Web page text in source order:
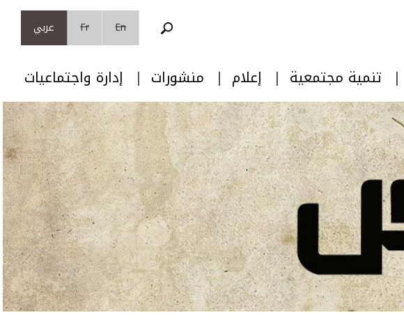
En
Fr عربي
تنمية مجتمعية إعلام منشورات إدارة واجتماعيات